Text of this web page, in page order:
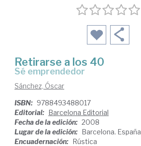
Retirarse a los 40
sé emprendedor
Sánchez, Óscar
ISBN: 9788493488017
Editorial: Barcelona Editorial
Fecha de la edición: 2008
Lugar de la edición: Barcelona. España
Encuadernación: Rústica